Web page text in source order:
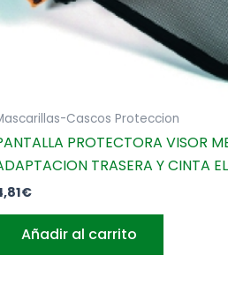
Cascos Proteccion
PROTECTORA VISOR
TRASERA Y CINTA
€
Añadir al carrito